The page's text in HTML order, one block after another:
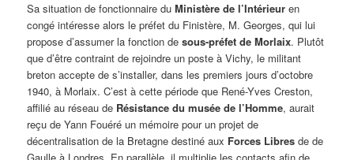
Sa situation de fonctionnaire du Ministère de l’Intérieur en
congé intéresse alors le préfet du Finistère, M. Georges, qui lui
propose d’assumer la fonction de sous-préfet de Morlaix. Plutôt
que d’être contraint de rejoindre un poste à Vichy, le militant
breton accepte de s’installer, dans les premiers jours d’octobre
1940, à Morlaix. C’est à cette période que René-Yves Creston,
affilié au réseau de Résistance du musée de l’Homme, aurait
reçu de Yann Fouéré un mémoire pour un projet de
décentralisation de la Bretagne destiné aux Forces Libres de de
Gaulle à Londres. En parallèle, il multiplie les contacts afin de